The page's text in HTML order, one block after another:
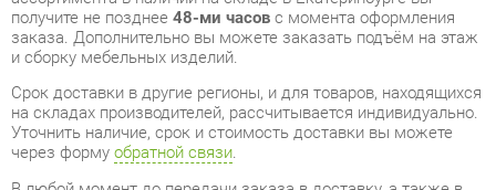
на складах производителей, рассчитывается индивидуально.
Уточнить наличие, срок и стоимость доставки вы можете
через формуобратной связи.
В любой момент до передачи заказа в доставку, а также в
течение 7-ми дней после получения заказа вы можете
изменить выборили принять решение об отказе от покупки.
Несмотря на качественную упаковку, готовые комплекты
могут быть повреждены при транспортировке. Если Вы